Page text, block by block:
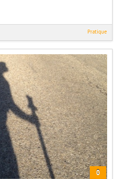
Pratique
0